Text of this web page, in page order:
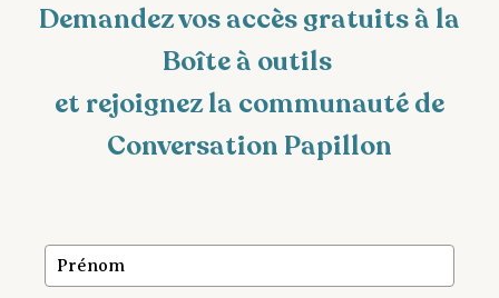
Demandez vos accès gratuits à la
Boîte à outils
et rejoignez la communauté de
Conversation Papillon